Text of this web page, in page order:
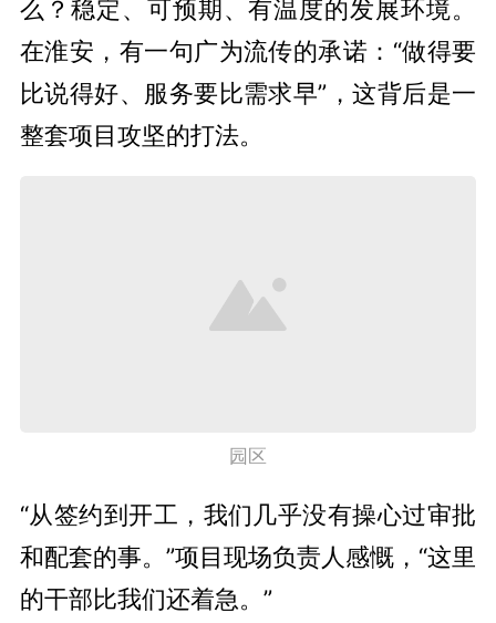
么？稳定、可预期、有温度的发展环境。
在淮安，有一句广为流传的承诺：“做得要
比说得好、服务要比需求早”，这背后是一
整套项目攻坚的打法。
园区
“从签约到开工，我们几乎没有操心过审批
和配套的事。”项目现场负责人感慨，“这里
的干部比我们还着急。”